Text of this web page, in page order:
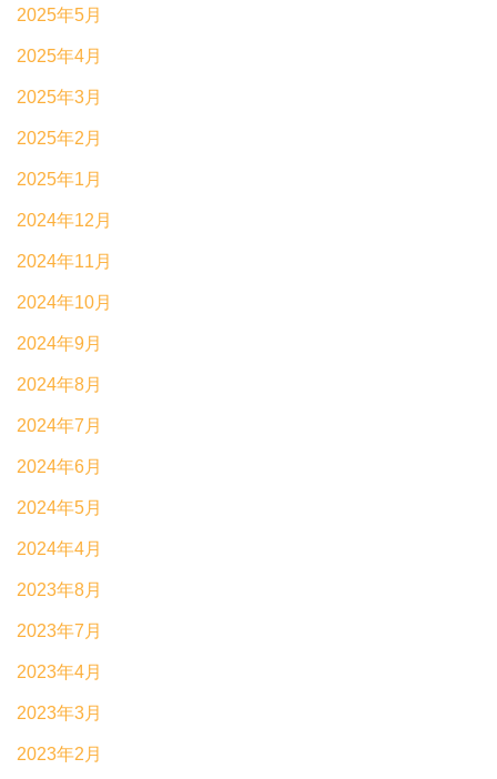
2025年5月
2025年4月
2025年3月
2025年2月
2025年1月
2024年12月
2024年11月
2024年10月
2024年9月
2024年8月
2024年7月
2024年6月
2024年5月
2024年4月
2023年8月
2023年7月
2023年4月
2023年3月
2023年2月